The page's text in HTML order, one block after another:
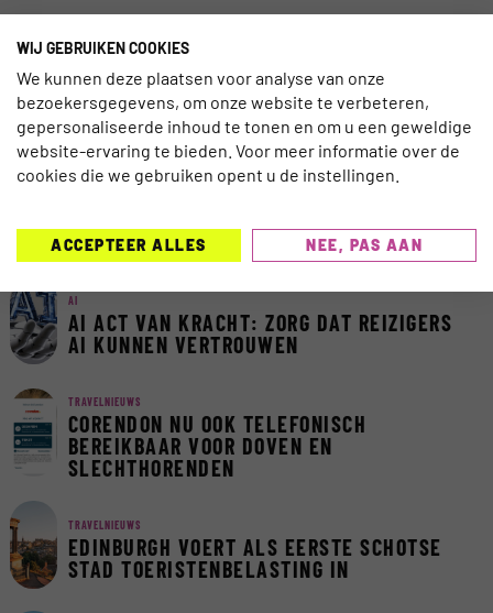
MEEST GELEZEN AFGELOPEN 7
DAGEN
VISUMSYSTEEM
AI
AI ACT VAN KRACHT: ZORG DAT REIZIGERS
AI KUNNEN VERTROUWEN
TRAVELNIEUWS
CORENDON NU OOK TELEFONISCH
BEREIKBAAR VOOR DOVEN EN
SLECHTHORENDEN
TRAVELNIEUWS
EDINBURGH VOERT ALS EERSTE SCHOTSE
STAD TOERISTENBELASTING IN
WIJ GEBRUIKEN COOKIES
We kunnen deze plaatsen voor analyse van onze
bezoekersgegevens, om onze website te verbeteren,
gepersonaliseerde inhoud te tonen en om u een geweldige
website-ervaring te bieden. Voor meer informatie over de
cookies die we gebruiken opent u de instellingen.
ACCEPTEER ALLES NEE, PAS AAN